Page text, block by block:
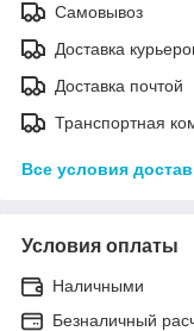
Самовывоз
Доставка
Доставка почтой
Транспортная
Все условия
Условия оплаты
Наличными
Безналичный